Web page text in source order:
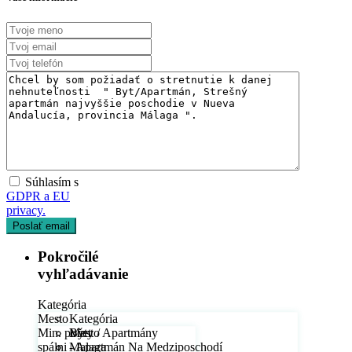
Súhlasím s
GDPR a EU
privacy.
Pokročilé
vyhľadávanie
Kategória
Kategória
Byty / Apartmány
- Apartmán Na Medziposchodí
Mesto
Mesto
Malaga
Min. počet
spálni